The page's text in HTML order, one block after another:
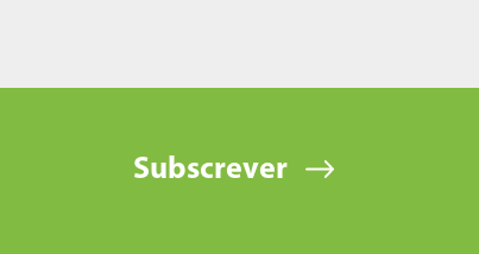
Subscrever